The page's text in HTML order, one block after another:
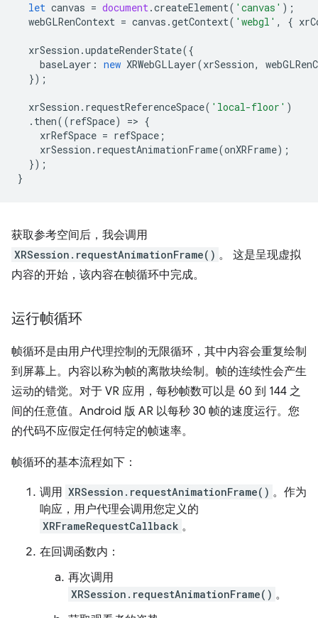
let canvas = document.createElement( 'canvas' );
webGLRenContext = canvas .getContext( 'webgl' , {
xrSession .updateRenderState({
baseLayer : new XRWebGLLayer(xrSession,
});
xrSession . requestReferenceSpace( 'local-floor' )
. then((refSpace) => {
xrRefSpace = refSpace ;
xrSession . requestAnimationFrame(onXRFrame);
});
}
获取参考空间后，我会调用
XRSession.requestAnimationFrame() 。 这是呈现虚拟
内容的开始，该内容在帧循环中完成。
运行帧循环
帧循环是由用户代理控制的无限循环，其中内容会重复绘制
到屏幕上。内容以称为帧的离散块绘制。帧的连续性会产生
运动的错觉。对于 VR 应用，每秒帧数可以是 60 到 144 之
间的任意值。Android 版 AR 以每秒 30 帧的速度运行。您
的代码不应假定任何特定的帧速率。
帧循环的基本流程如下：
调用 XRSession.requestAnimationFrame() 。作为
响应，用户代理会调用您定义的
XRFrameRequestCallback 。
在回调函数内：
再次调用
XRSession.requestAnimationFrame() 。